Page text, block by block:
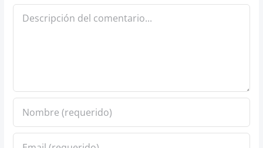
Comentario